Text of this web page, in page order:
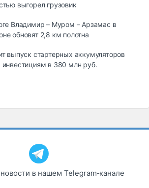
выгорел грузовик
Владимир – Муром – Арзамас в
обновят 2,8 км полотна
выпуск стартерных аккумуляторов
инвестициям в 380 млн руб.
в нашем Telegram‑канале